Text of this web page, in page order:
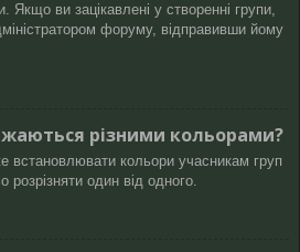
Якщо ви зацікавлені у створенні групи,
форуму, відправивши йому
різними кольорами?
встановлювати кольори учасникам груп
один від одного.